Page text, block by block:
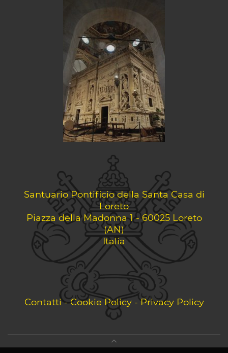
Santuario Pontificio della Santa Casa di
Loreto
Piazza della Madonna 1 - 60025 Loreto
(AN)
Italia
Contatti-Cookie Policy-Privacy Policy